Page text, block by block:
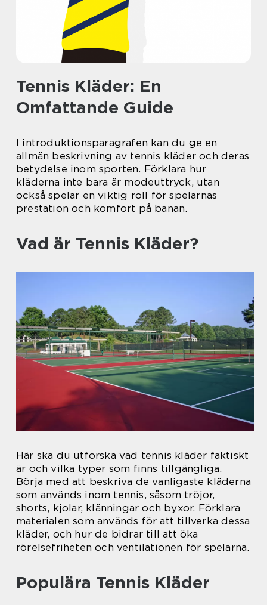
Tennis Kläder: En
Omfattande Guide
I introduktionsparagrafen kan du ge en
allmän beskrivning av tennis kläder och deras
betydelse inom sporten. Förklara hur
kläderna inte bara är modeuttryck, utan
också spelar en viktig roll för spelarnas
prestation och komfort på banan.
Vad är Tennis Kläder?
Här ska du utforska vad tennis kläder faktiskt
är och vilka typer som finns tillgängliga.
Börja med att beskriva de vanligaste kläderna
som används inom tennis, såsom tröjor,
shorts, kjolar, klänningar och byxor. Förklara
materialen som används för att tillverka dessa
kläder, och hur de bidrar till att öka
rörelsefriheten och ventilationen för spelarna.
Populära Tennis Kläder